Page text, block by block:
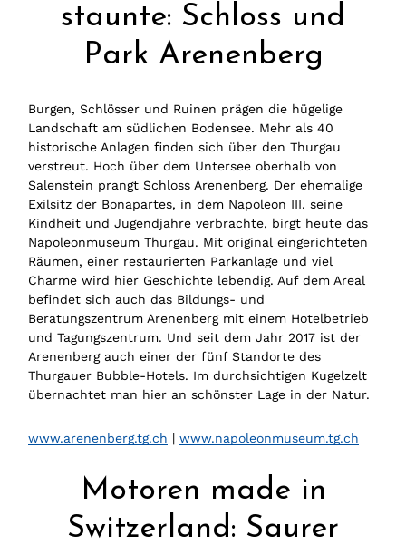
staunte: Schloss und
Park Arenenberg
Burgen, Schlösser und Ruinen prägen die hügelige
Landschaft am südlichen Bodensee. Mehr als 40
historische Anlagen finden sich über den Thurgau
verstreut. Hoch über dem Untersee oberhalb von
Salenstein prangt Schloss Arenenberg. Der ehemalige
Exilsitz der Bonapartes, in dem Napoleon III. seine
Kindheit und Jugendjahre verbrachte, birgt heute das
Napoleonmuseum Thurgau. Mit original eingerichteten
Räumen, einer restaurierten Parkanlage und viel
Charme wird hier Geschichte lebendig. Auf dem Areal
befindet sich auch das Bildungs- und
Beratungszentrum Arenenberg mit einem Hotelbetrieb
und Tagungszentrum. Und seit dem Jahr 2017 ist der
Arenenberg auch einer der fünf Standorte des
Thurgauer Bubble-Hotels. Im durchsichtigen Kugelzelt
übernachtet man hier an schönster Lage in der Natur.
www.arenenberg.tg.ch | www.napoleonmuseum.tg.ch
Motoren made in
Switzerland: Saurer